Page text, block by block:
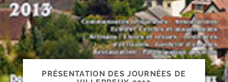
PRÉSENTATION DES JOURNÉES DE